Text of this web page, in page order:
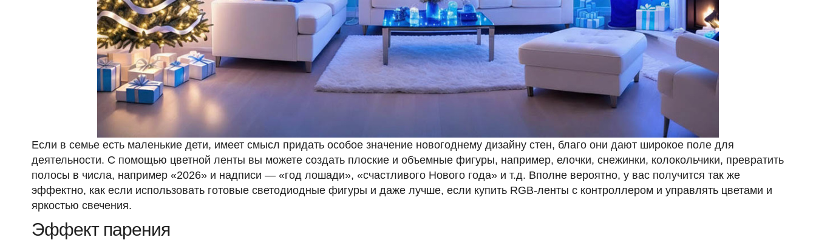
Если в семье есть маленькие дети, имеет смысл придать особое значение новогоднему дизайну стен, благо они дают широкое поле для
деятельности. С помощью цветной ленты вы можете создать плоские и объемные фигуры, например, елочки, снежинки, колокольчики, превратить
полосы в числа, например «2026» и надписи — «год лошади», «счастливого Нового года» и т.д. Вполне вероятно, у вас получится так же
эффектно, как если использовать готовые светодиодные фигуры и даже лучше, если купить RGB-ленты с контроллером и управлять цветами и
яркостью свечения.
Эффект парения